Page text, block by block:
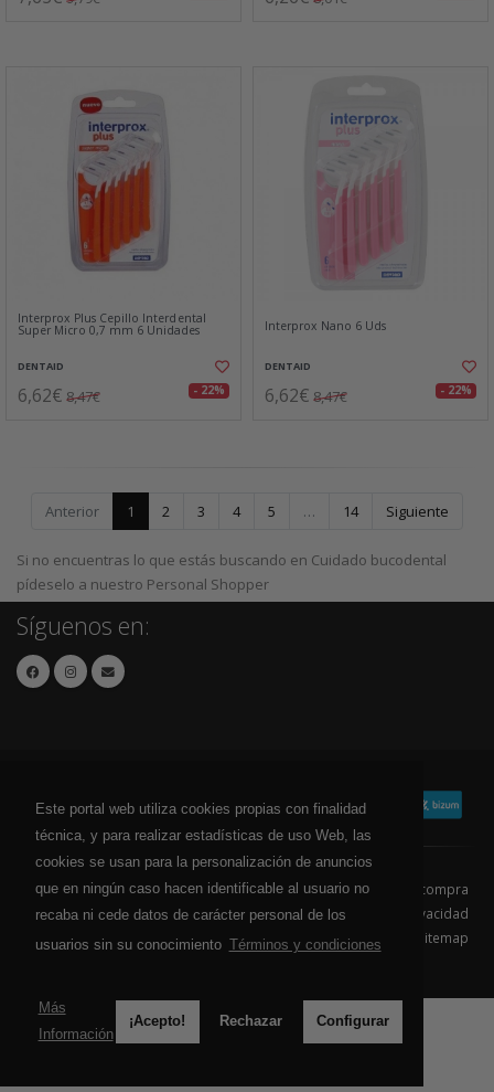
Este portal web utiliza cookies propias con finalidad
técnica, y para realizar estadísticas de uso Web, las
cookies se usan para la personalización de anuncios
que en ningún caso hacen identificable al usuario no
recaba ni cede datos de carácter personal de los
usuarios sin su conocimiento Términos y condiciones
Más
Información
¡Acepto! Rechazar Configurar
Interprox Plus Cepillo Interdental
Super Micro 0,7 mm 6 Unidades
DENTAID
6,62€ 8,47€ - 22%
Interprox Nano 6 Uds
DENTAID
6,62€ 8,47€ - 22%
Anterior 1 2 3 4 5 … 14 Siguiente
Si no encuentras lo que estás buscando en Cuidado bucodental
pídeselo a nuestro Personal Shopper
Síguenos en:
Contacto Aviso Legal
Condiciones de compra
Política de envíos
Política de devolución
Política de Privacidad
Política de Cookies
Sitemap